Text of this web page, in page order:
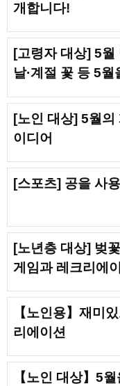
개합니다!
[고령자 대상] 5월
날·계절 꽃 등 5
[노인 대상] 5월의
이디어
[스포츠] 공을 사
[노년층 대상] 벚
게임과 레크리에
【노인용】재미
리에이션
【노인 대상】5